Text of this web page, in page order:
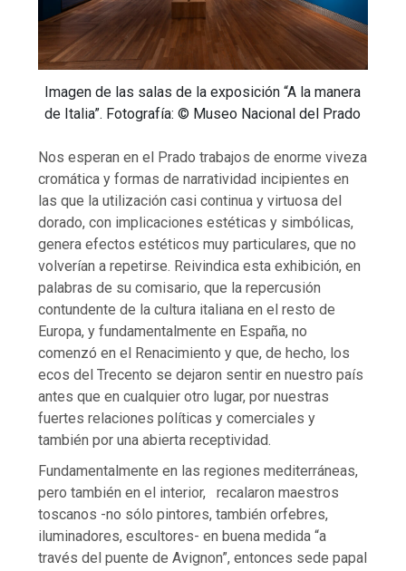
Imagen de las salas de la exposición “A la manera
de Italia”. Fotografía: © Museo Nacional del Prado
Nos esperan en el Prado trabajos de enorme viveza
cromática y formas de narratividad incipientes en
las que la utilización casi continua y virtuosa del
dorado, con implicaciones estéticas y simbólicas,
genera efectos estéticos muy particulares, que no
volverían a repetirse. Reivindica esta exhibición, en
palabras de su comisario, que la repercusión
contundente de la cultura italiana en el resto de
Europa, y fundamentalmente en España, no
comenzó en el Renacimiento y que, de hecho, los
ecos del Trecento se dejaron sentir en nuestro país
antes que en cualquier otro lugar, por nuestras
fuertes relaciones políticas y comerciales y
también por una abierta receptividad.
Fundamentalmente en las regiones mediterráneas,
pero también en el interior, recalaron maestros
toscanos -no sólo pintores, también orfebres,
iluminadores, escultores- en buena medida “a
través del puente de Avignon”, entonces sede papal